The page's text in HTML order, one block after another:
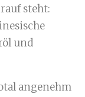
steht:
und
angenehm